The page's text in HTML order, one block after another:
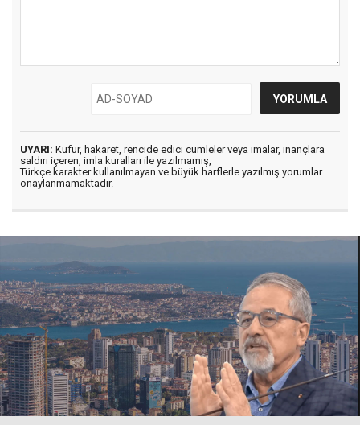
UYARI: Küfür, hakaret, rencide edici cümleler veya imalar, inançlara
saldırı içeren, imla kuralları ile yazılmamış,
Türkçe karakter kullanılmayan ve büyük harflerle yazılmış yorumlar
onaylanmamaktadır.